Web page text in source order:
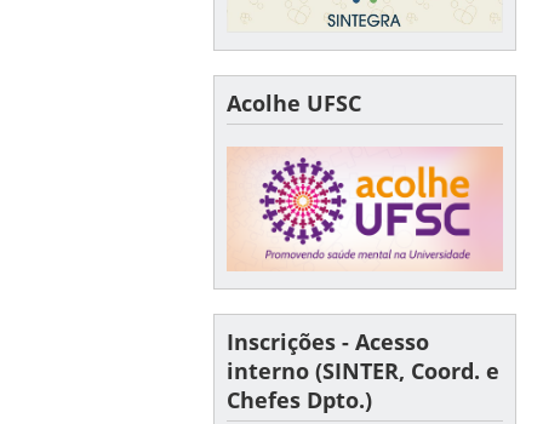
Acolhe UFSC
Inscrições - Acesso
interno (SINTER, Coord. e
Chefes Dpto.)